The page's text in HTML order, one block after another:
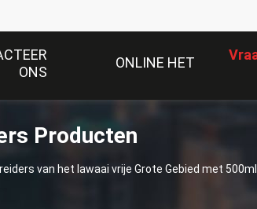
ONS
ONLINE HET
Producten
van het lawaai vrije Grote Gebied met